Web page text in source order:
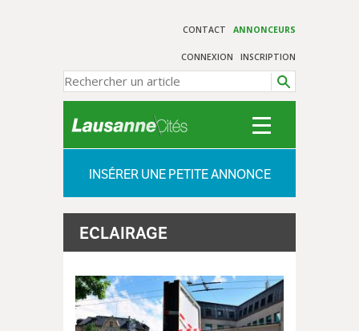
CONTACT ANNONCEURS
CONNEXION INSCRIPTION
INSÉRER UNE PETITE ANNONCE
ECLAIRAGE